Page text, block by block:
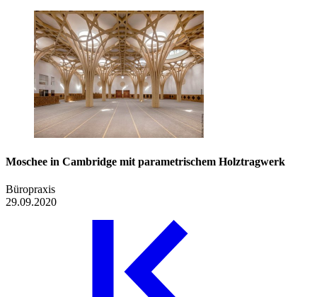
Moschee in Cambridge mit parametrischem Holztragwerk
Büropraxis
29.09.2020